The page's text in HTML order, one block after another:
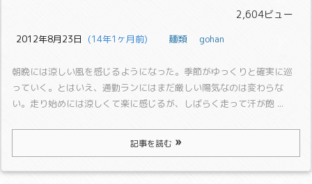
2,604ビュー
2012年8月23日
  (14年1ヶ月前)
麺類 gohan
朝晩には涼しい風を感じるようになった。季節がゆっくりと確実に巡
っていく。 とはいえ、通勤ランにはまだ厳しい陽気なのは変わらな
い。走り始めには涼しくて楽に感じるが、しばらく走って汗が飽 ...
記事を読む